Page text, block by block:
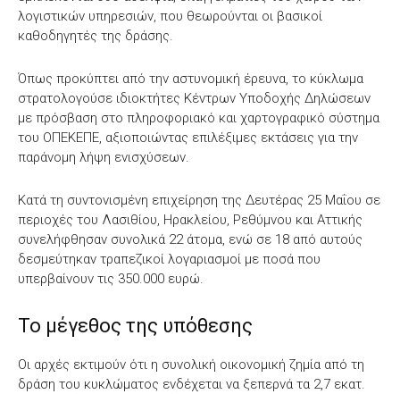
λογιστικών υπηρεσιών, που θεωρούνται οι βασικοί
καθοδηγητές της δράσης.
Όπως προκύπτει από την αστυνομική έρευνα, το κύκλωμα
στρατολογούσε ιδιοκτήτες Κέντρων Υποδοχής Δηλώσεων
με πρόσβαση στο πληροφοριακό και χαρτογραφικό σύστημα
του ΟΠΕΚΕΠΕ, αξιοποιώντας επιλέξιμες εκτάσεις για την
παράνομη λήψη ενισχύσεων.
Κατά τη συντονισμένη επιχείρηση της Δευτέρας 25 Μαΐου σε
περιοχές του Λασιθίου, Ηρακλείου, Ρεθύμνου και Αττικής
συνελήφθησαν συνολικά 22 άτομα, ενώ σε 18 από αυτούς
δεσμεύτηκαν τραπεζικοί λογαριασμοί με ποσά που
υπερβαίνουν τις 350.000 ευρώ.
Το μέγεθος της υπόθεσης
Οι αρχές εκτιμούν ότι η συνολική οικονομική ζημία από τη
δράση του κυκλώματος ενδέχεται να ξεπερνά τα 2,7 εκατ.